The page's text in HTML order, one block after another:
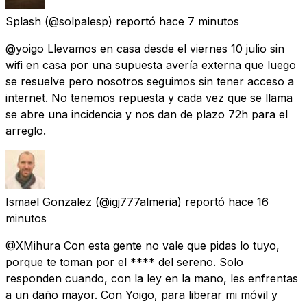
Splash (@solpalesp) reportó hace 7 minutos
@yoigo Llevamos en casa desde el viernes 10 julio sin
wifi en casa por una supuesta avería externa que luego
se resuelve pero nosotros seguimos sin tener acceso a
internet. No tenemos repuesta y cada vez que se llama
se abre una incidencia y nos dan de plazo 72h para el
arreglo.
Ismael Gonzalez (@igj777almeria) reportó hace 16
minutos
@XMihura Con esta gente no vale que pidas lo tuyo,
porque te toman por el **** del sereno. Solo
responden cuando, con la ley en la mano, les enfrentas
a un daño mayor. Con Yoigo, para liberar mi móvil y